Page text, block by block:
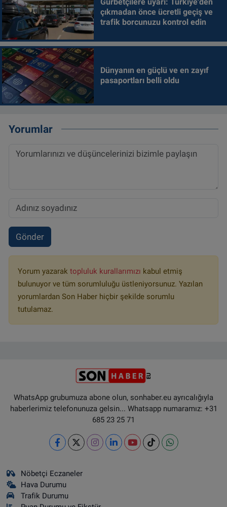
çıkmadan önce ücretli geçiş ve
trafik borcunuzu kontrol edin
Dünyanın en güçlü ve en zayıf
pasaportları belli oldu
Yorumlar
Gönder
Yorum yazarak topluluk kurallarımızı kabul etmiş
bulunuyor ve tüm sorumluluğu üstleniyorsunuz. Yazılan
yorumlardan Son Haber hiçbir şekilde sorumlu
tutulamaz.
WhatsApp grubumuza abone olun, sonhaber.eu ayrıcalığıyla
haberlerimiz telefonunuza gelsin... Whatsapp numaramız: +31
685 23 25 71
Nöbetçi Eczaneler
Hava Durumu
Trafik Durumu